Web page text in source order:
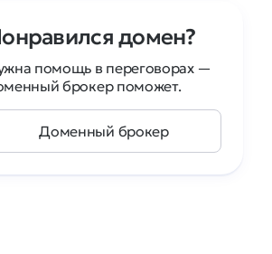
домен?
помощь в переговорах —
брокер поможет.
Доменный брокер